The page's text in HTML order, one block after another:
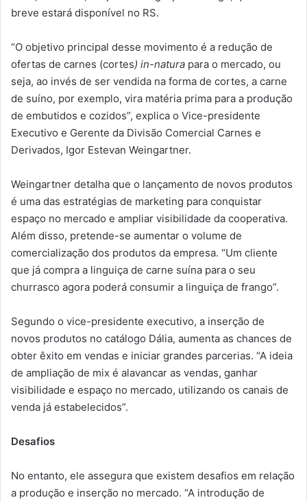
breve estará disponível no RS.
“O objetivo principal desse movimento é a redução de
ofertas de carnes (cortes) in-natura para o mercado, ou
seja, ao invés de ser vendida na forma de cortes, a carne
de suíno, por exemplo, vira matéria prima para a produção
de embutidos e cozidos”, explica o Vice-presidente
Executivo e Gerente da Divisão Comercial Carnes e
Derivados, Igor Estevan Weingartner.
Weingartner detalha que o lançamento de novos produtos
é uma das estratégias de marketing para conquistar
espaço no mercado e ampliar visibilidade da cooperativa.
Além disso, pretende-se aumentar o volume de
comercialização dos produtos da empresa. “Um cliente
que já compra a linguiça de carne suína para o seu
churrasco agora poderá consumir a linguiça de frango”.
Segundo o vice-presidente executivo, a inserção de
novos produtos no catálogo Dália, aumenta as chances de
obter êxito em vendas e iniciar grandes parcerias. “A ideia
de ampliação de mix é alavancar as vendas, ganhar
visibilidade e espaço no mercado, utilizando os canais de
venda já estabelecidos”.
Desafios
No entanto, ele assegura que existem desafios em relação
a produção e inserção no mercado. “A introdução de